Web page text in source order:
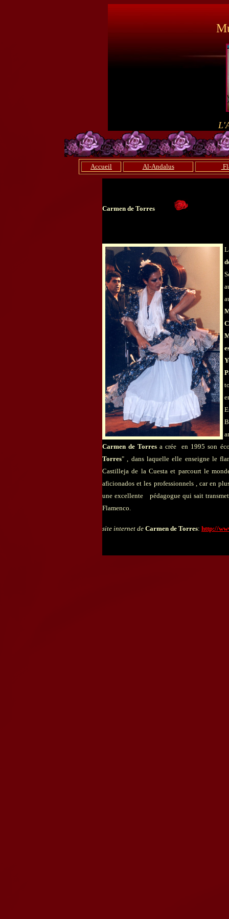
Accueil Al-Andalus
Carmen de Torres
Carmen de Torres a crée en 1995 son
Torres" , dans laquelle elle enseigne le
Castilleja de la Cuesta et parcourt le
aficionados et les professionnels , car en
une excellente pédagogue qui sait
Flamenco.
site internet de Carmen de Torres: http://